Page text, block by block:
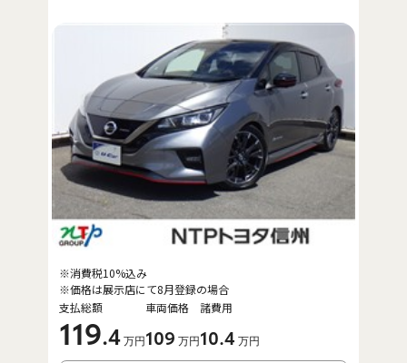
支払総額
119.4 万円
車両価格
109 万円
諸費用
10.4 万円
※消費税10%込み
※価格は展示店にて8月登録の場合